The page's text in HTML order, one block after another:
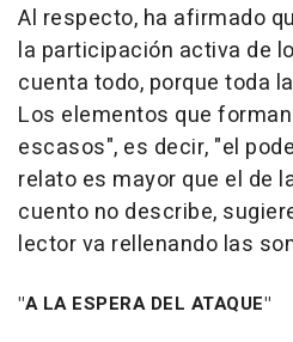
Al respecto, ha afirmado
la participación activa de
cuenta todo, porque toda
Los elementos que
escasos", es decir, "el
relato es mayor que el de
cuento no describe,
lector va rellenando las
"A LA ESPERA DEL ATAQUE"